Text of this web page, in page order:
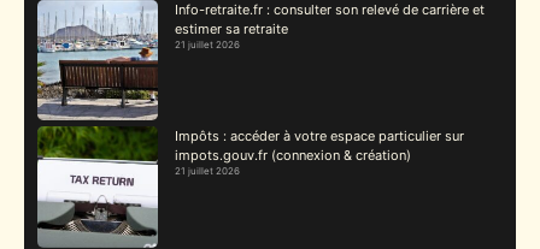
Info-retraite.fr : consulter son relevé de carrière et
estimer sa retraite
21 juillet 2026
Impôts : accéder à votre espace particulier sur
impots.gouv.fr (connexion & création)
21 juillet 2026